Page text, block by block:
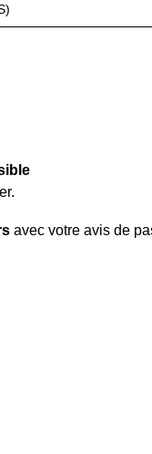
avec votre avis de